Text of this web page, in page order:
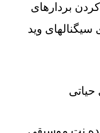
بردارهای
وید